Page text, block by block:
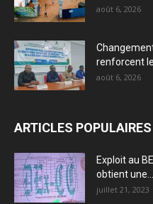
août 6, 2026
renforcent
août 6, 2026
ARTICLES POPULAIRES
Exploit au
obtient une...
juillet 21, 2023